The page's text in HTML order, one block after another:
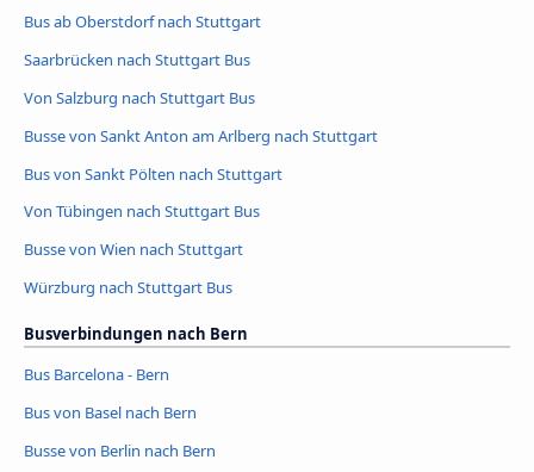
Bus ab Oberstdorf nach Stuttgart
Saarbrücken nach Stuttgart Bus
Von Salzburg nach Stuttgart Bus
Busse von Sankt Anton am Arlberg nach Stuttgart
Bus von Sankt Pölten nach Stuttgart
Von Tübingen nach Stuttgart Bus
Busse von Wien nach Stuttgart
Würzburg nach Stuttgart Bus
Busverbindungen nach Bern
Bus Barcelona - Bern
Bus von Basel nach Bern
Busse von Berlin nach Bern